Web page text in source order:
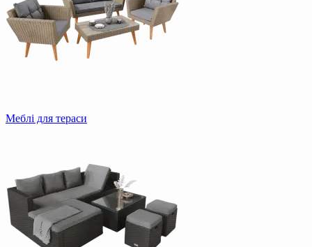
Меблі для тераси